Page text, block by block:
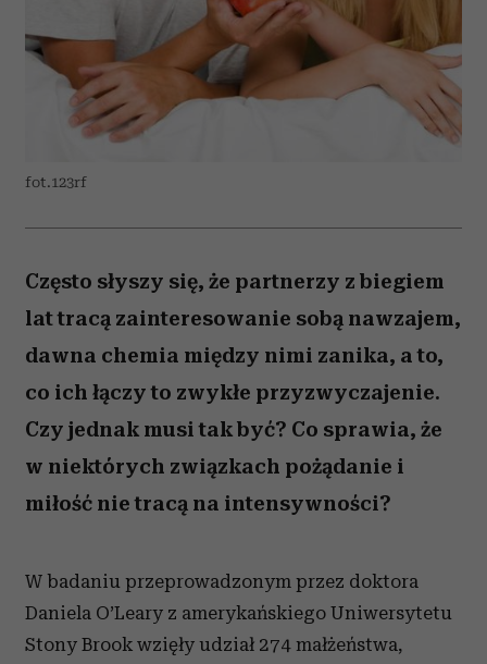
fot.123rf
Często słyszy się, że partnerzy z biegiem
lat tracą zainteresowanie sobą nawzajem,
dawna chemia między nimi zanika, a to,
co ich łączy to zwykłe przyzwyczajenie.
Czy jednak musi tak być? Co sprawia, że
w niektórych związkach pożądanie i
miłość nie tracą na intensywności?
W badaniu przeprowadzonym przez doktora
Daniela O’Leary z amerykańskiego Uniwersytetu
Stony Brook wzięły udział 274 małżeństwa,